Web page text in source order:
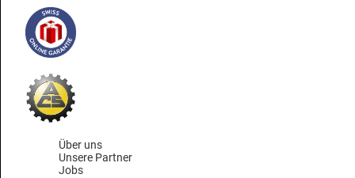
Über uns
Unsere Partner
Jobs